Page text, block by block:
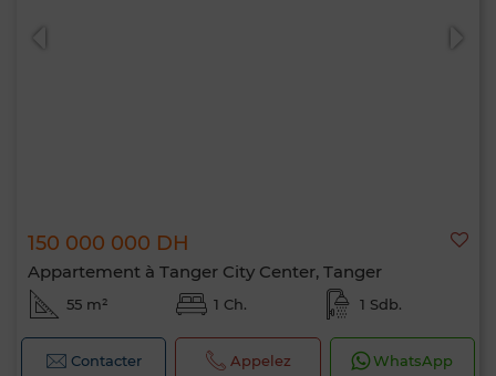
150 000 000 DH
Appartement à Tanger City Center, Tanger
55 m² 1 Ch. 1 Sdb.
Contacter Appelez WhatsApp